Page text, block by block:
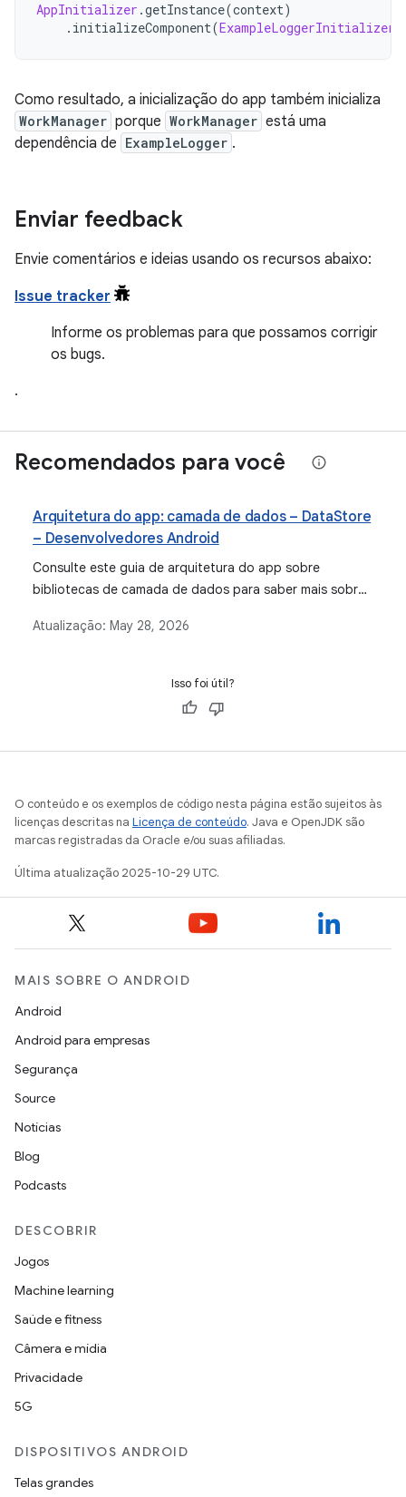
AppInitializer .getInstance(context)
. initializeComponent(ExampleLoggerInitializer
Como resultado, a inicialização do app também inicializa
WorkManager porque WorkManager está uma
dependência de ExampleLogger .
Enviar feedback
Envie comentários e ideias usando os recursos abaixo:
Issue tracker
Informe os problemas para que possamos corrigir
os bugs.
.
Recomendados para você
Arquitetura do app: camada de dados – DataStore
– Desenvolvedores Android
Consulte este guia de arquitetura do app sobre
bibliotecas de camada de dados para saber mais sobre
configuração e muito mais.
Atualização: May 28, 2026
Isso foi útil?
O conteúdo e os exemplos de código nesta página estão sujeitos às
licenças descritas na Licença de conteúdo. Java e OpenJDK são
marcas registradas da Oracle e/ou suas afiliadas.
Última atualização 2025-10-29 UTC.
MAIS SOBRE O ANDROID
Android
Android para empresas
Segurança
Source
Notícias
Blog
Podcasts
DESCOBRIR
Jogos
Machine learning
Saúde e fitness
Câmera e mídia
Privacidade
5G
DISPOSITIVOS ANDROID
Telas grandes